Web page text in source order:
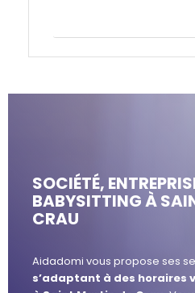
SOCIÉTÉ,
BABYSITTING À
CRAU
Aidadomi vous propose ses
s’adaptant à des horaires